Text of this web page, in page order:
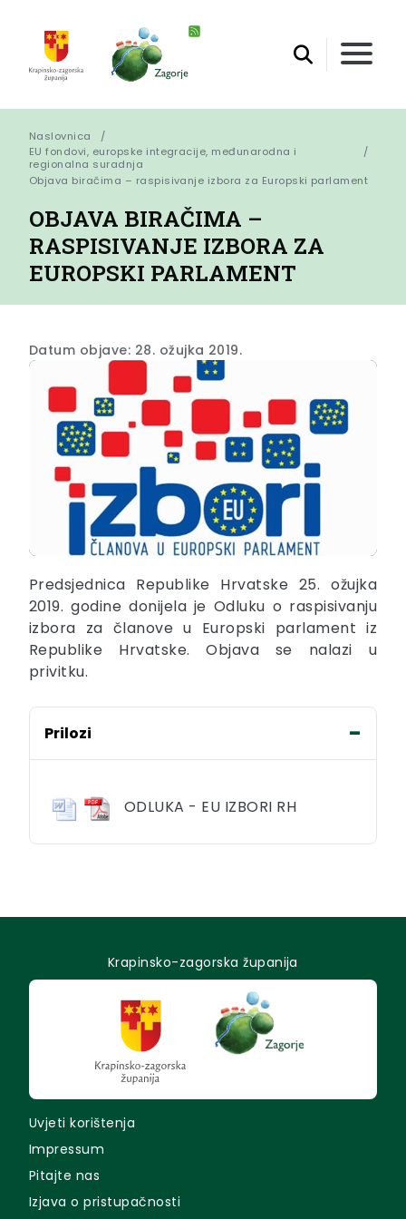
Naslovnica
EU fondovi, europske integracije, međunarodna i
regionalna suradnja
Objava biračima – raspisivanje izbora za Europski parlament
OBJAVA BIRAČIMA –
RASPISIVANJE IZBORA ZA
EUROPSKI PARLAMENT
Datum objave: 28. ožujka 2019.
Predsjednica Republike Hrvatske 25. ožujka
2019. godine donijela je Odluku o raspisivanju
izbora za članove u Europski parlament iz
Republike Hrvatske. Objava se nalazi u
privitku.
Prilozi
ODLUKA - EU IZBORI RH
Krapinsko-zagorska županija
Uvjeti korištenja
Impressum
Pitajte nas
Izjava o pristupačnosti